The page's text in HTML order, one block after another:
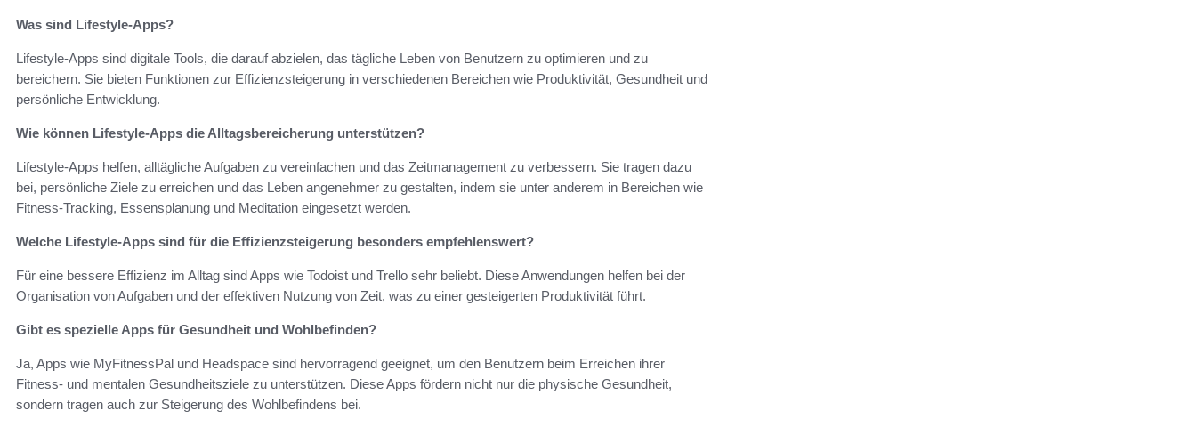
Was sind Lifestyle-Apps?
Lifestyle-Apps sind digitale Tools, die darauf abzielen, das tägliche Leben von Benutzern zu optimieren und zu
bereichern. Sie bieten Funktionen zur Effizienzsteigerung in verschiedenen Bereichen wie Produktivität, Gesundheit und
persönliche Entwicklung.
Wie können Lifestyle-Apps die Alltagsbereicherung unterstützen?
Lifestyle-Apps helfen, alltägliche Aufgaben zu vereinfachen und das Zeitmanagement zu verbessern. Sie tragen dazu
bei, persönliche Ziele zu erreichen und das Leben angenehmer zu gestalten, indem sie unter anderem in Bereichen wie
Fitness-Tracking, Essensplanung und Meditation eingesetzt werden.
Welche Lifestyle-Apps sind für die Effizienzsteigerung besonders empfehlenswert?
Für eine bessere Effizienz im Alltag sind Apps wie Todoist und Trello sehr beliebt. Diese Anwendungen helfen bei der
Organisation von Aufgaben und der effektiven Nutzung von Zeit, was zu einer gesteigerten Produktivität führt.
Gibt es spezielle Apps für Gesundheit und Wohlbefinden?
Ja, Apps wie MyFitnessPal und Headspace sind hervorragend geeignet, um den Benutzern beim Erreichen ihrer
Fitness- und mentalen Gesundheitsziele zu unterstützen. Diese Apps fördern nicht nur die physische Gesundheit,
sondern tragen auch zur Steigerung des Wohlbefindens bei.